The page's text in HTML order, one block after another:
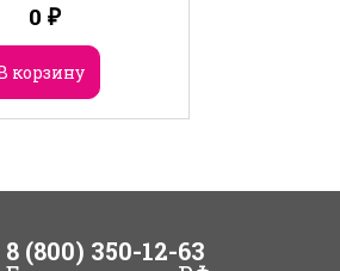
0 ₽
корзину
8 (800) 350-12-63